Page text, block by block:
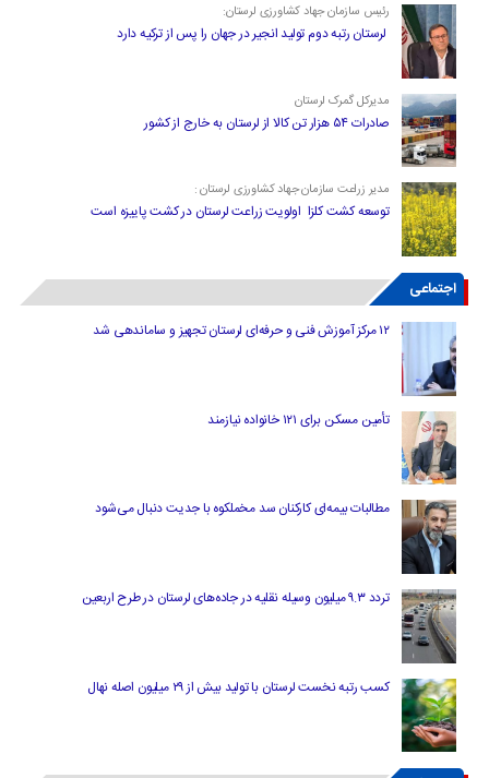
رئیس سازمان جهاد کشاورزی لرستان:
لرستان رتبه دوم تولید انجیر در جهان را پس از ترکیه دارد
مدیرکل گمرک لرستان
صادرات ۵۴ هزار تن کالا از لرستان به خارج از کشور
مدیر زراعت سازمان جهاد کشاورزی لرستان :
توسعه کشت کلزا اولویت زراعت لرستان در کشت پاییزه است
اجتماعی
۱۲ مرکز آموزش فنی و حرفه‌ای لرستان تجهیز و ساماندهی شد
تأمین مسکن برای ۱۲۱ خانواده نیازمند
مطالبات بیمه‌ای کارکنان سد مخملکوه با جدیت دنبال می‌شود
تردد ۹.۳ میلیون وسیله نقلیه در جاده‌های لرستان در طرح اربعین
کسب رتبه نخست لرستان با تولید بیش از ۲۹ میلیون اصله نهال